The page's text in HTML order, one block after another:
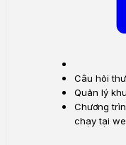
Câu hỏi
Quản lý
Chương
chạy tại